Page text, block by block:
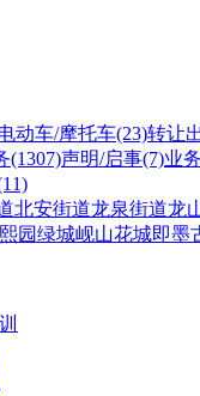
动车/摩托车(23)转让
(1307)声明/启事(7)业
北安街道龙泉街道龙
园绿城岘山花城即墨